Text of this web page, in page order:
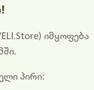
მიმდინარეობს
მოთმინებისთვის!
იმყოფება
პირი: